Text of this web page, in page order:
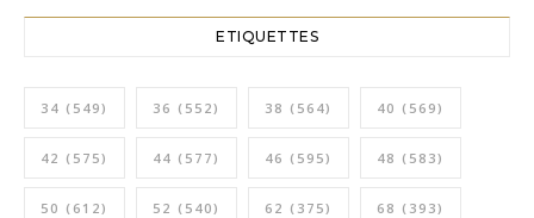
ETIQUETTES
34 (549) 36 (552) 38 (564) 40 (569)
42 (575) 44 (577) 46 (595) 48 (583)
50 (612) 52 (540) 62 (375) 68 (393)